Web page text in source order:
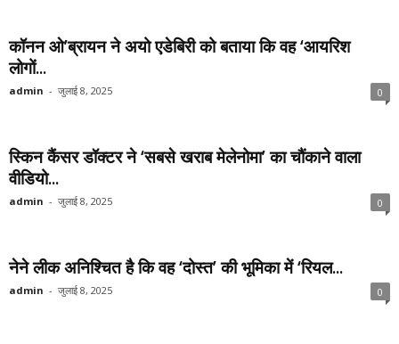
कॉनन ओ’ब्रायन ने अयो एडेबिरी को बताया कि वह ‘आयरिश
लोगों...
admin - जुलाई 8, 2025 0
स्किन कैंसर डॉक्टर ने ‘सबसे खराब मेलेनोमा’ का चौंकाने वाला
वीडियो...
admin - जुलाई 8, 2025 0
नेने लीक अनिश्चित है कि वह ‘दोस्त’ की भूमिका में ‘रियल...
admin - जुलाई 8, 2025 0